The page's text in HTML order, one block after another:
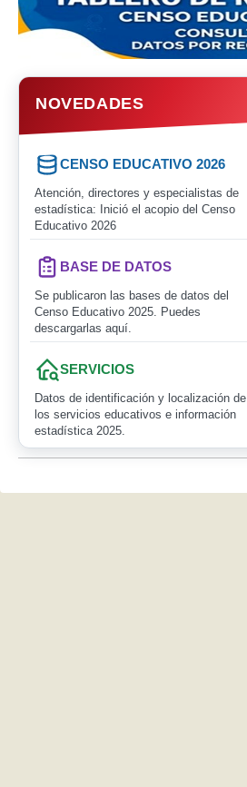
NOVEDADES
CENSO EDUCATIVO 2026
Atención, directores y especialistas de
estadística: Inició el acopio del Censo
Educativo 2026
BASE DE DATOS
Se publicaron las bases de datos del
Censo Educativo 2025. Puedes
descargarlas aquí.
SERVICIOS
Datos de identificación y localización de
los servicios educativos e información
estadística 2025.